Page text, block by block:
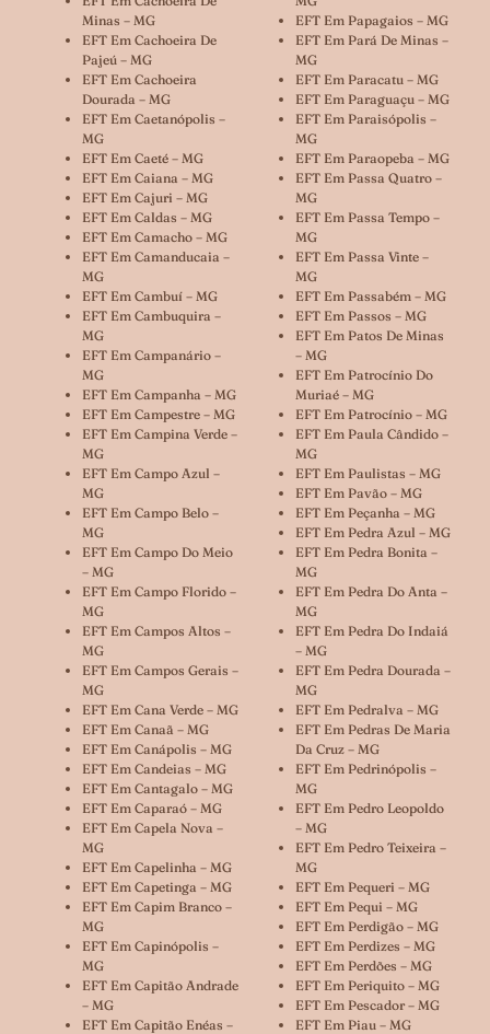
Minas – MG
EFT Em Cachoeira De
Pajeú – MG
EFT Em Cachoeira
Dourada – MG
EFT Em Caetanópolis –
MG
EFT Em Caeté – MG
EFT Em Caiana – MG
EFT Em Cajuri – MG
EFT Em Caldas – MG
EFT Em Camacho – MG
EFT Em Camanducaia –
MG
EFT Em Cambuí – MG
EFT Em Cambuquira –
MG
EFT Em Campanário –
MG
EFT Em Campanha – MG
EFT Em Campestre – MG
EFT Em Campina Verde –
MG
EFT Em Campo Azul –
MG
EFT Em Campo Belo –
MG
EFT Em Campo Do Meio
– MG
EFT Em Campo Florido –
MG
EFT Em Campos Altos –
MG
EFT Em Campos Gerais –
MG
EFT Em Cana Verde – MG
EFT Em Canaã – MG
EFT Em Canápolis – MG
EFT Em Candeias – MG
EFT Em Cantagalo – MG
EFT Em Caparaó – MG
EFT Em Capela Nova –
MG
EFT Em Capelinha – MG
EFT Em Capetinga – MG
EFT Em Capim Branco –
MG
EFT Em Capinópolis –
MG
EFT Em Capitão Andrade
– MG
EFT Em Capitão Enéas –
EFT Em Papagaios – MG
EFT Em Pará De Minas –
MG
EFT Em Paracatu – MG
EFT Em Paraguaçu – MG
EFT Em Paraisópolis –
MG
EFT Em Paraopeba – MG
EFT Em Passa Quatro –
MG
EFT Em Passa Tempo –
MG
EFT Em Passa Vinte –
MG
EFT Em Passabém – MG
EFT Em Passos – MG
EFT Em Patos De Minas
– MG
EFT Em Patrocínio Do
Muriaé – MG
EFT Em Patrocínio – MG
EFT Em Paula Cândido –
MG
EFT Em Paulistas – MG
EFT Em Pavão – MG
EFT Em Peçanha – MG
EFT Em Pedra Azul – MG
EFT Em Pedra Bonita –
MG
EFT Em Pedra Do Anta –
MG
EFT Em Pedra Do Indaiá
– MG
EFT Em Pedra Dourada –
MG
EFT Em Pedralva – MG
EFT Em Pedras De Maria
Da Cruz – MG
EFT Em Pedrinópolis –
MG
EFT Em Pedro Leopoldo
– MG
EFT Em Pedro Teixeira –
MG
EFT Em Pequeri – MG
EFT Em Pequi – MG
EFT Em Perdigão – MG
EFT Em Perdizes – MG
EFT Em Perdões – MG
EFT Em Periquito – MG
EFT Em Pescador – MG
EFT Em Piau – MG